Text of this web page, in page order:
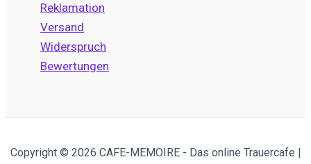
Reklamation
Versand
Widerspruch
Bewertungen
Copyright © 2026 CAFE-MEMOIRE - Das online Trauercafe |